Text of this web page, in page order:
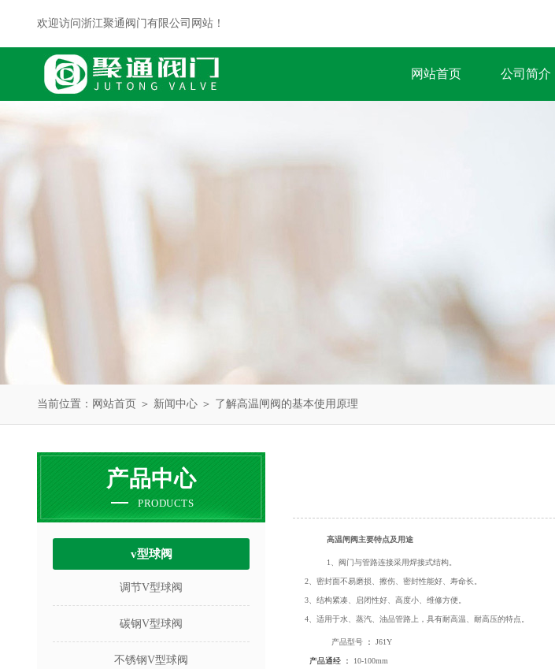
欢迎访问浙江聚通阀门有限公司网站！
网站首页 公司简介
当前位置： 网站首页 ＞ 新闻中心 ＞ 了解高温闸阀的基本使用原理
产品中心
PRODUCTS
v型球阀
调节V型球阀
碳钢V型球阀
不锈钢V型球阀
高温闸阀主要特点及用途
1、阀门与管路连接采用焊接式结构。
2、密封面不易磨损、擦伤、密封性能好、寿命长。
3、结构紧凑、启闭性好、高度小、维修方便。
4、适用于水、蒸汽、油品管路上，具有耐高温、耐高压的特点。
产品型号 ： J61Y
产品通经 ： 10-100mm